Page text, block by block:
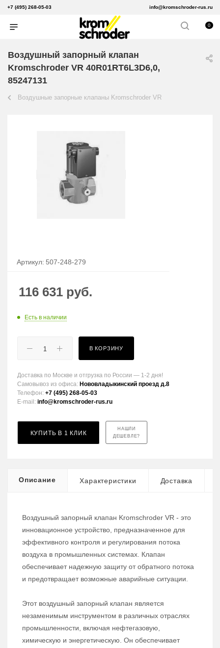
+7 (495) 268-05-03 info@kromschroder-rus.ru
0
Воздушный запорный клапан
Kromschroder VR 40R01RT6L3D6,0,
85247131
Воздушные запорные клапаны Kromschroder VR
Артикул: 507-248-279
116 631 руб.
Есть в наличии
В КОРЗИНУ
Доставка по Москве и отгрузка по России — 1-2 дня!
Самовывоз из офиса: Нововладыкинский проезд д.8
Телефон: +7 (495) 268-05-03
E-mail: info@kromschroder-rus.ru
КУПИТЬ В 1 КЛИК
НАШЛИ
ДЕШЕВЛЕ?
Описание Характеристики Доставка
Воздушный запорный клапан Kromschroder VR - это
инновационное устройство, предназначенное для
эффективного контроля и регулирования потока
воздуха в промышленных системах. Клапан
обеспечивает надежную защиту от обратного потока
и предотвращает возможные аварийные ситуации.
Этот воздушный запорный клапан является
незаменимым инструментом в различных отраслях
промышленности, включая нефтегазовую,
химическую и энергетическую. Он обеспечивает